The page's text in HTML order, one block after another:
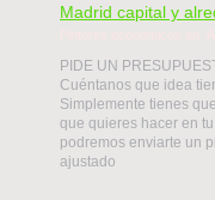
PIDE UN
Cuéntanos que idea
Simplemente tienes
que quieres hacer en
podremos enviarte un
ajustado